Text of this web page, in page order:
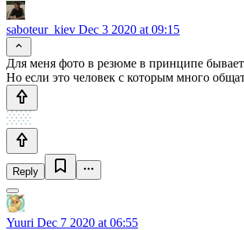
saboteur_kiev Dec 3 2020 at 09:15
Для меня фото в резюме в принципе
Но если это человек с которым много
Reply
Yuuri Dec 7 2020 at 06:55